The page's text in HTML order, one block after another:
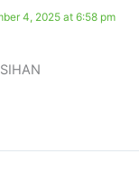
4, 2025 at 6:58 pm